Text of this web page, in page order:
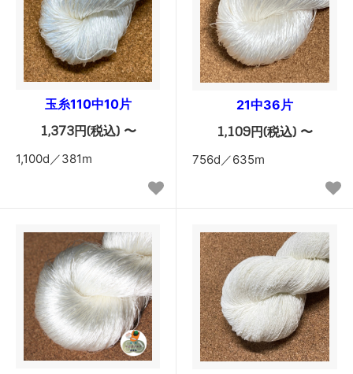
玉糸110中10片
1,373円(税込) 〜
1,100d／381m
21中36片
1,109円(税込) 〜
756d／635m